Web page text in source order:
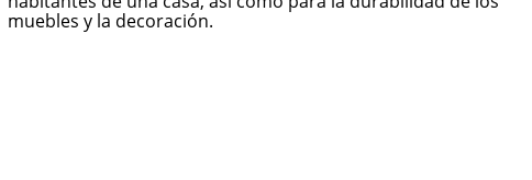
muebles y la decoración.